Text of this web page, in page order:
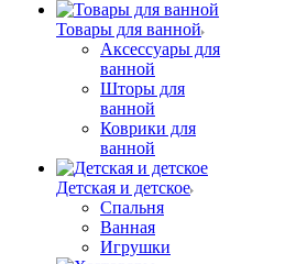
Товары для ванной
Аксессуары для
ванной
Шторы для
ванной
Коврики для
ванной
Детская и детское
Спальня
Ванная
Игрушки